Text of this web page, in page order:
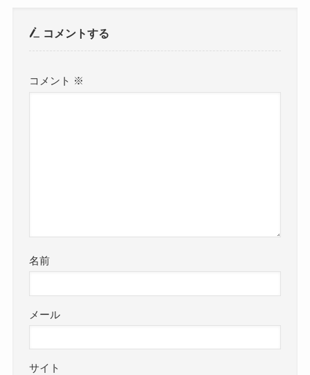
コメントする
コメント ※
名前
メール
サイト